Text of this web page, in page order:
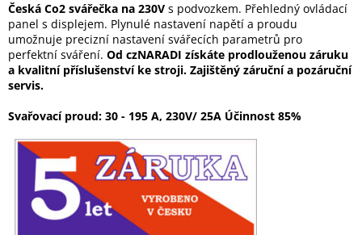
Česká Co2 svářečka na 230V s podvozkem. Přehledný ovládací
panel s displejem. Plynulé nastavení napětí a proudu
umožnuje precizní nastavení svářecích parametrů pro
perfektní sváření. Od czNARADI získáte prodlouženou záruku
a kvalitní příslušenství ke stroji. Zajištěný záruční a pozáruční
servis.
Svařovací proud: 30 - 195 A, 230V/ 25A Účinnost 85%